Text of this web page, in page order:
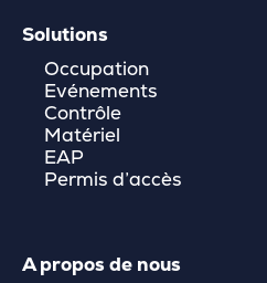
Solutions
Occupation
Evénements
Contrôle
Matériel
EAP
Permis d’accès
A propos de nous